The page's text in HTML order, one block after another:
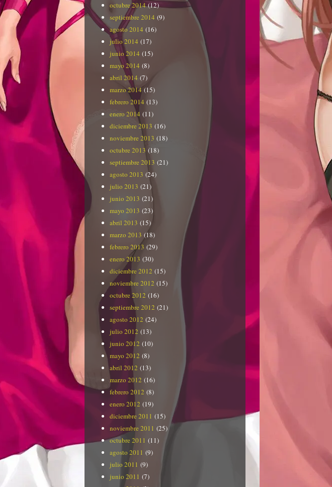
octubre 2014(12)
septiembre 2014 (9)
agosto 2014 (16)
julio 2014 (17)
junio 2014 (15)
mayo 2014 (8)
abril 2014 (7)
marzo 2014 (15)
febrero 2014 (13)
enero 2014 (11)
diciembre 2013 (16)
noviembre 2013 (18)
octubre 2013 (18)
septiembre 2013 (21)
agosto 2013 (24)
julio 2013 (21)
junio 2013 (21)
mayo 2013 (23)
abril 2013 (15)
marzo 2013 (18)
febrero 2013 (29)
enero 2013 (30)
diciembre 2012 (15)
noviembre 2012 (15)
octubre 2012 (16)
septiembre 2012 (21)
agosto 2012 (24)
julio 2012 (13)
junio 2012 (10)
mayo 2012 (8)
abril 2012 (13)
marzo 2012 (16)
febrero 2012 (8)
enero 2012 (19)
diciembre 2011 (15)
noviembre 2011 (25)
octubre 2011 (11)
agosto 2011 (9)
julio 2011 (9)
junio 2011 (7)